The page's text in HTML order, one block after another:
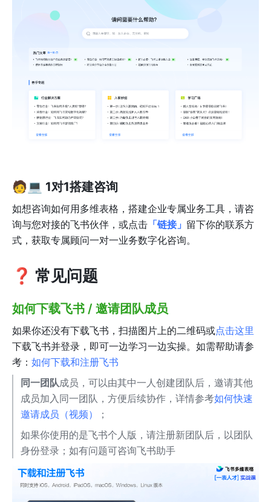
🧑💻 1对1搭建咨询
如想咨询如何用多维表格，搭建企业专属业务工具，请咨
询与您对接的飞书伙伴，或点击 「链接」 留下你的联系方
式，获取专属顾问一对一业务数字化咨询。
❓ 常见问题
如何下载飞书 / 邀请团队成员
如果你还没有下载飞书，扫描图片上的二维码或点击这里
下载飞书并登录，即可一边学习一边实操。如需帮助请参
考： 如何下载和注册飞书
同一团队成员，可以由其中一人创建团队后，邀请其他
成员加入同一团队，方便后续协作，详情参考如何快速
邀请成员（视频）
；
如果你使用的是飞书个人版，请注册新团队后，以团队
身份登录；如有问题可咨询飞书助手